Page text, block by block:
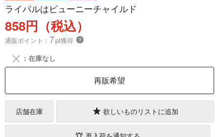
ライバルはピューニーチャイルド
858円（税込）
通販ポイント： 7pt獲得 ？
╳ ：在庫なし
再販希望
店舗在庫 欲しいものリストに追加